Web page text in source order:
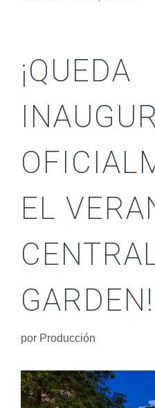
¡QUEDA
EL
GARDEN!
por Producción